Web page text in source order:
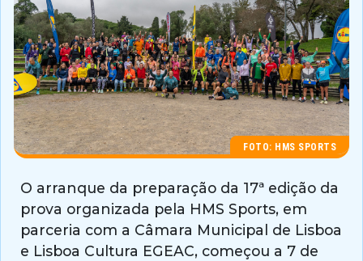
FOTO: HMS SPORTS
O arranque da preparação da 17ª edição da
prova organizada pela HMS Sports, em
parceria com a Câmara Municipal de Lisboa
e Lisboa Cultura EGEAC, começou a 7 de